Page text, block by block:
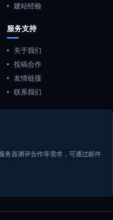
建站经验
服务支持
关于我们
投稿合作
友情链接
联系我们
务器测评合作等需求，可通过邮件